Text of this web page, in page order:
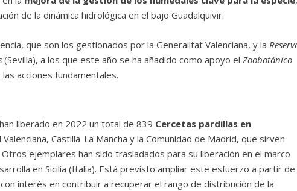
de la dinámica hidrológica en el bajo Guadalquivir.
que son los gestionados por la Generalitat Valenciana, y la
(Sevilla), a los que este año se ha añadido como apoyo elZoobotánico
acciones fundamentales.
liberado en 2022 un total de 839 Cercetas pardillas en
Valenciana, Castilla-La Mancha y la Comunidad de Madrid, que sirven
ejemplares han sido trasladados para su liberación en el marco
en Sicilia (Italia). Está previsto ampliar este esfuerzo a partir de
interés en contribuir a recuperar el rango de distribución de la